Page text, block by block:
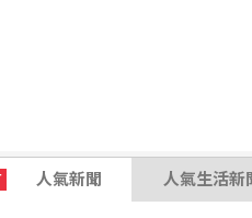
人氣新聞 人氣生活新